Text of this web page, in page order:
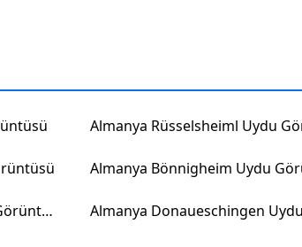
Almanya Burladingen Uydu Görüntüsü